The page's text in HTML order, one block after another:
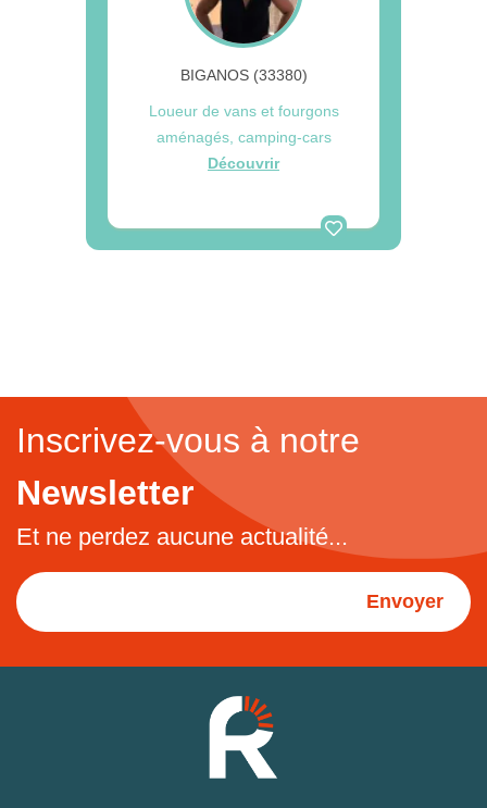
BIGANOS (33380)
Loueur de vans et fourgons
aménagés, camping-cars
Découvrir
Inscrivez-vous à notre
Newsletter
Et ne perdez aucune actualité...
Envoyer